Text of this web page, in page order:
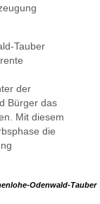
Tauber
der
Bürger das
Mit diesem
die
Odenwald-Tauber